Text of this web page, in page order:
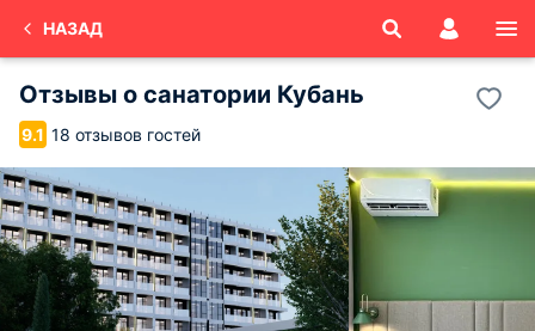
НАЗАД
Отзывы о санатории Кубань
9.1 18 отзывов гостей